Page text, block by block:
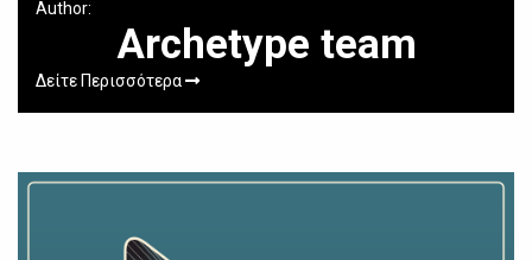
Author:
Archetype team
Δείτε Περισσότερα